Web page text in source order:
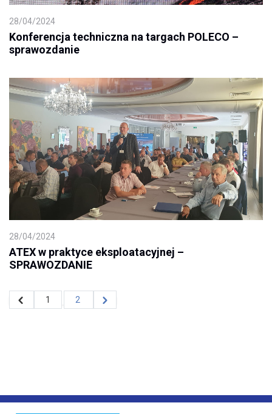
28/04/2024
Konferencja techniczna na targach POLECO –
sprawozdanie
28/04/2024
ATEX w praktyce eksploatacyjnej –
SPRAWOZDANIE
1 2